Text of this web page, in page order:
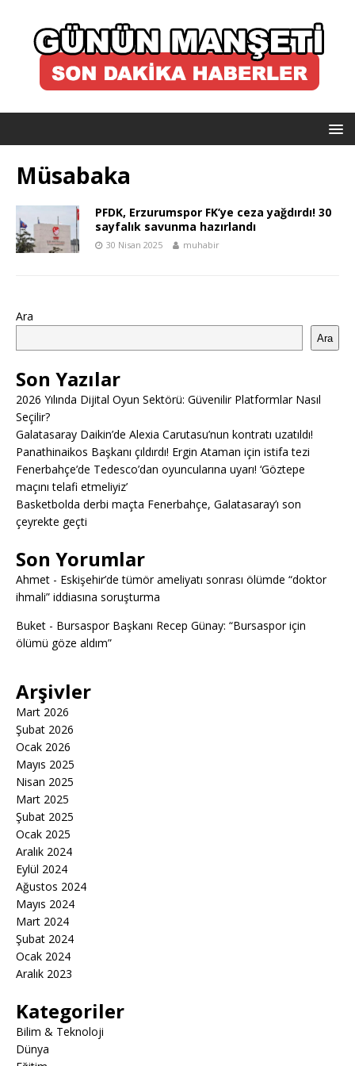
Müsabaka
PFDK, Erzurumspor FK’ye ceza yağdırdı! 30
sayfalık savunma hazırlandı
30 Nisan 2025 muhabir
Ara
Ara
Son Yazılar
2026 Yılında Dijital Oyun Sektörü: Güvenilir Platformlar Nasıl
Seçilir?
Galatasaray Daikin’de Alexia Carutasu’nun kontratı uzatıldı!
Panathinaikos Başkanı çıldırdı! Ergin Ataman için istifa tezi
Fenerbahçe’de Tedesco’dan oyuncularına uyarı! ‘Göztepe
maçını telafi etmeliyiz’
Basketbolda derbi maçta Fenerbahçe, Galatasaray’ı son
çeyrekte geçti
Son Yorumlar
Ahmet - Eskişehir’de tümör ameliyatı sonrası ölümde “doktor
ihmali” iddiasına soruşturma
Buket - Bursaspor Başkanı Recep Günay: “Bursaspor için
ölümü göze aldım”
Arşivler
Mart 2026
Şubat 2026
Ocak 2026
Mayıs 2025
Nisan 2025
Mart 2025
Şubat 2025
Ocak 2025
Aralık 2024
Eylül 2024
Ağustos 2024
Mayıs 2024
Mart 2024
Şubat 2024
Ocak 2024
Aralık 2023
Kategoriler
Bilim & Teknoloji
Dünya